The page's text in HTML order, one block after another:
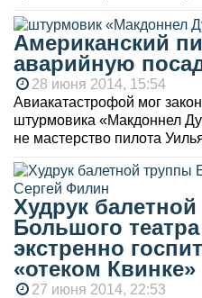
Американский
аварийную
28 июня 2014, 15:54
Авиакатастрофой мог
штурмовика «Макдоннел
не мастерство пилота
Худрук
Большого
экстренно
«отеком Квинке»
27 июня 2014, 22:53